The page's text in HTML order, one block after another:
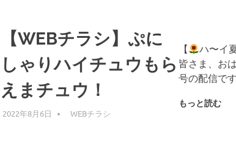
【WEBチラシ】ぷに
しゃりハイチュウもら
えまチュウ！
2022年8月6日 編集者
WEBチラシ
【 ハ〜イ
皆さま、お
号の配信で
もっと読む